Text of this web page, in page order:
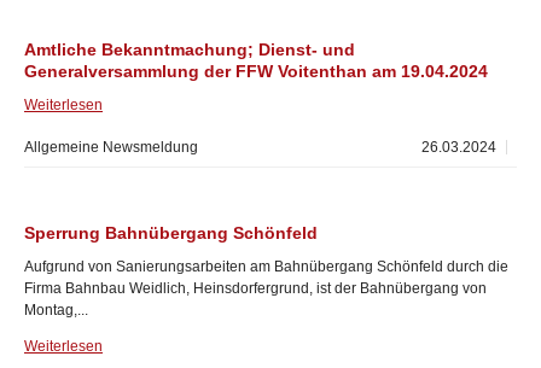
Amtliche Bekanntmachung; Dienst- und
Generalversammlung der FFW Voitenthan am 19.04.2024
Weiterlesen
26.03.2024
Allgemeine Newsmeldung
Sperrung Bahnübergang Schönfeld
Aufgrund von Sanierungsarbeiten am Bahnübergang Schönfeld durch die
Firma Bahnbau Weidlich, Heinsdorfergrund, ist der Bahnübergang von
Montag,...
Weiterlesen